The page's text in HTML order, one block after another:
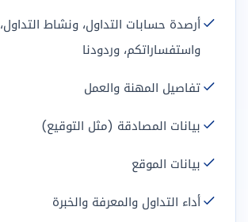
أرصدة حسابات التداول، ونشاط التداول،
واستفساراتكم، وردودنا
تفاصيل المهنة والعمل
بيانات المصادقة (مثل التوقيع)
بيانات الموقع
أداء التداول والمعرفة والخبرة